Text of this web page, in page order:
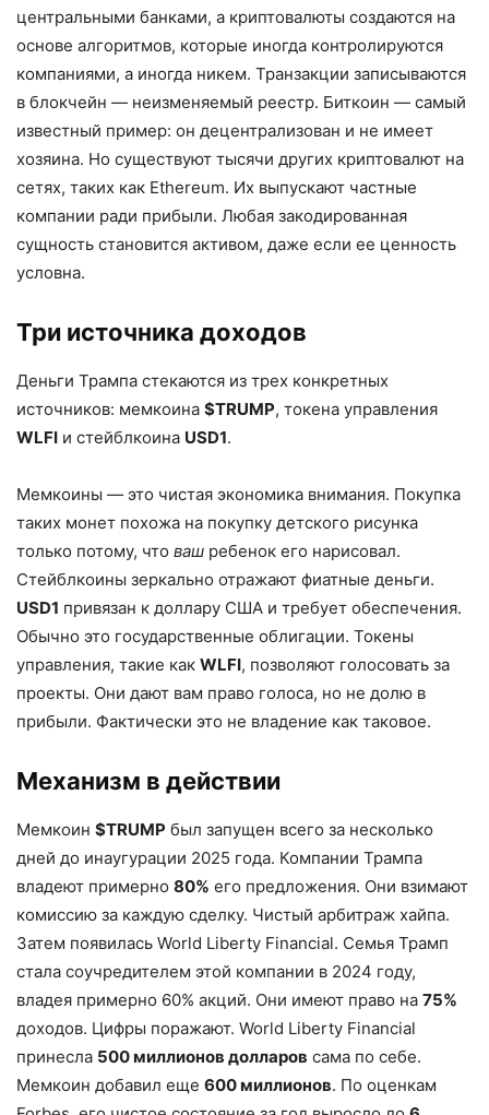
центральными банками, а криптовалюты создаются на
основе алгоритмов, которые иногда контролируются
компаниями, а иногда никем. Транзакции записываются
в блокчейн — неизменяемый реестр. Биткоин — самый
известный пример: он децентрализован и не имеет
хозяина. Но существуют тысячи других криптовалют на
сетях, таких как Ethereum. Их выпускают частные
компании ради прибыли. Любая закодированная
сущность становится активом, даже если ее ценность
условна.
Три источника доходов
Деньги Трампа стекаются из трех конкретных
источников: мемкоина $TRUMP, токена управления
WLFI и стейблкоина USD1.
Мемкоины — это чистая экономика внимания. Покупка
таких монет похожа на покупку детского рисунка
только потому, что ваш ребенок его нарисовал.
Стейблкоины зеркально отражают фиатные деньги.
USD1 привязан к доллару США и требует обеспечения.
Обычно это государственные облигации. Токены
управления, такие как WLFI, позволяют голосовать за
проекты. Они дают вам право голоса, но не долю в
прибыли. Фактически это не владение как таковое.
Механизм в действии
Мемкоин $TRUMP был запущен всего за несколько
дней до инаугурации 2025 года. Компании Трампа
владеют примерно 80% его предложения. Они взимают
комиссию за каждую сделку. Чистый арбитраж хайпа.
Затем появилась World Liberty Financial. Семья Трамп
стала соучредителем этой компании в 2024 году,
владея примерно 60% акций. Они имеют право на 75%
доходов. Цифры поражают. World Liberty Financial
принесла 500 миллионов долларов сама по себе.
Мемкоин добавил еще 600 миллионов. По оценкам